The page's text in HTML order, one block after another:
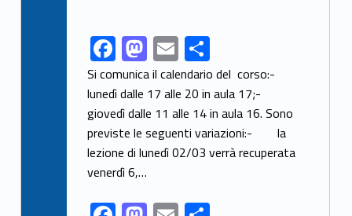
Link identifier share facebook archive #share-link-archive-70391F
ac
e
b
o
o
k
M
as
to
d
o
E
m
ai
l
C
o
n
di
vi
Si comunica il calendario del corso:-
lunedì dalle 17 alle 20 in aula 17;-
giovedì dalle 11 alle 14 in aula 16. Sono
previste le seguenti variazioni:- la
lezione di lunedì 02/03 verrà recuperata
venerdì 6,…